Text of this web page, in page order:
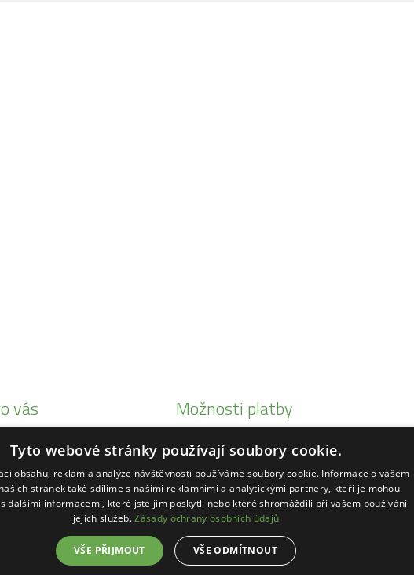
vás
Honda
Status
Možnosti platby
Tyto webové stránky používají soubory cookie.
obsahu, reklam a analýze návštěvnosti používáme soubory cookie. Informace o vašem
stránek také sdílíme s našimi reklamními a analytickými partnery, kteří je mohou
dalšími informacemi, které jste jim poskytli nebo které shromáždili při vašem používání
jejich služeb.Zásady ochrany osobních údajů
VŠE PŘIJMOUT VŠE ODMÍTNOUT